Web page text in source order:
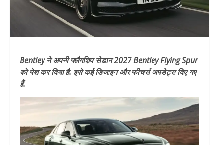
Bentley ने अपनी फ्लैगशिप सेडान 2027 Bentley Flying Spur
को पेश कर दिया है. इसे कई डिजाइन और फीचर्स अपडेट्स दिए गए
हैं.